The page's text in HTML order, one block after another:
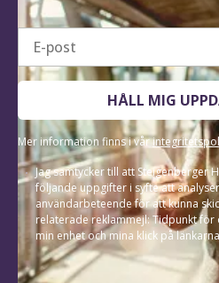
E-post
HÅLL MIG
Mer information finns i vår
Jag samtycker till att Steigenberger
följande uppgifter i syfte att
användarbeteende för att kunna
relaterade reklammejl: Tidpunkt
min enhet och mina klick på